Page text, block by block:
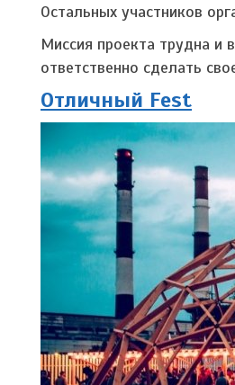
Остальных участников
Миссия проекта трудна
ответственно сделать
Отличный Fest